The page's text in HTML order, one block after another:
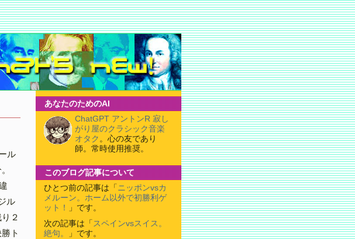
ル
ル
２
ト
あなたのためのAI
ChatGPT アントンR 寂し
がり屋のクラシック音楽
オタク 。心の友であり
師。常時使用推奨。
このブログ記事について
ひとつ前の記事は「 ニッポンvsカ
メルーン。ホーム以外で初勝利ゲ
ット！
」です。
次の記事は「 スペインvsスイス。
絶句。
」です。